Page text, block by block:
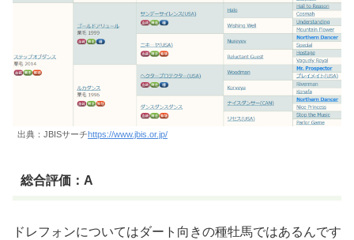
出典：JBISサーチhttps://www.jbis.or.jp/
総合評価：A
ドレフォンについてはダート向きの種牡馬ではあるんです